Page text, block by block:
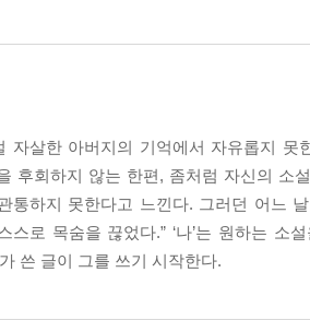
는 일입니다. 그것이 악성종양처럼 점
위에 누워 있는 그를 바라봤다. 문에서
어 놓은 옷가지가 선풍기 바람에 흔들
제대로 본 것 같았다. 담배 연기에 찌든
자살한 아버지의 기억에서 자유롭지 못
후회하지 않는 한편, 좀처럼 자신의 소
통하지 못한다고 느낀다. 그러던 어느
스로 목숨을 끊었다.” ‘나’는 원하는
쓴 글이 그를 쓰기 시작한다.